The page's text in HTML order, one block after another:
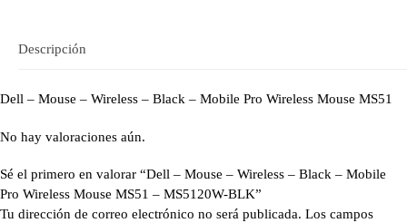
Descripción
Dell – Mouse – Wireless – Black – Mobile Pro Wireless Mouse MS51
No hay valoraciones aún.
Sé el primero en valorar “Dell – Mouse – Wireless – Black – Mobile
Pro Wireless Mouse MS51 – MS5120W-BLK”
Tu dirección de correo electrónico no será publicada. Los campos